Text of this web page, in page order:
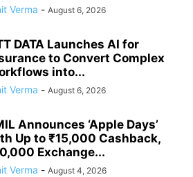
Verma - August 6, 2026
DATA Launches AI for
to Convert Complex
into...
Verma - August 6, 2026
Announces ‘Apple Days’
Up to ₹15,000 Cashback,
Exchange...
Verma - August 4, 2026